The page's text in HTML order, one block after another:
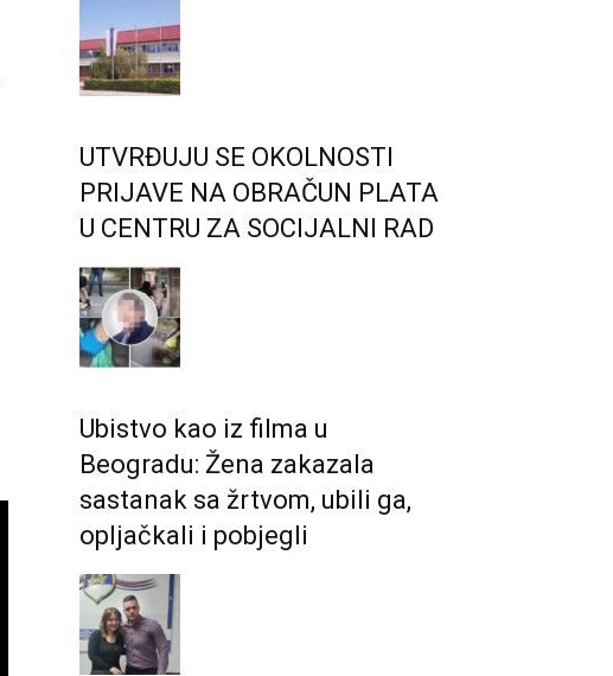
UTVRĐUJU SE OKOLNOSTI
PRIJAVE NA OBRAČUN PLATA
U CENTRU ZA SOCIJALNI RAD
Ubistvo kao iz filma u
Beogradu: Žena zakazala
sastanak sa žrtvom, ubili ga,
opljačkali i pobjegli